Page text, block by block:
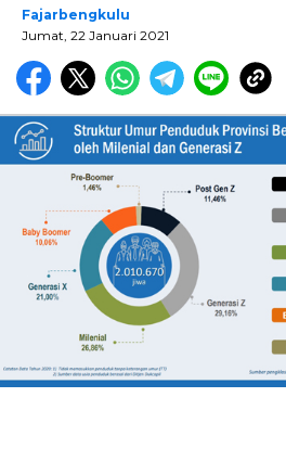
Fajarbengkulu
Jumat, 22 Januari 2021